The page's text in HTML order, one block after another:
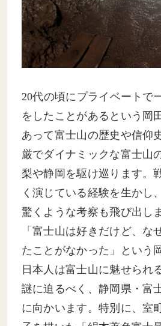
20代の頃にプライベートで
をしたことがあるという岡
あって富士山の歴史や信仰
厳でダイナミックな富士山
梨や静岡を駆け巡ります。
く演じている経験を生かし
驚くような考察も飛び出し
「富士山は好きだけど、な
たことがなかった」という
日本人は富士山に魅せられ
謎に迫るべく、静岡県・富
に向かいます。特別に、室